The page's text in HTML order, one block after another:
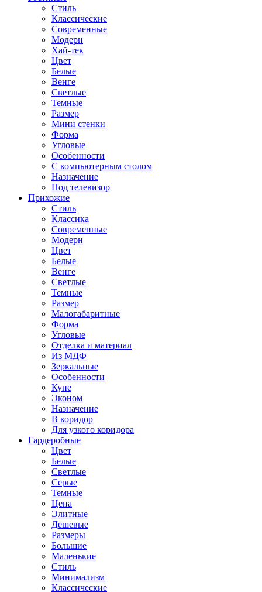
Стиль
Классические
Современные
Модерн
Хай-тек
Цвет
Белые
Венге
Светлые
Темные
Размер
Мини стенки
Форма
Угловые
Особенности
С компьютерным столом
Назначение
Под телевизор
Прихожие
Стиль
Классика
Современные
Модерн
Цвет
Белые
Венге
Светлые
Темные
Размер
Малогабаритные
Форма
Угловые
Отделка и материал
Из МДФ
Зеркальные
Особенности
Купе
Эконом
Назначение
В коридор
Для узкого коридора
Гардеробные
Цвет
Белые
Светлые
Серые
Темные
Цена
Элитные
Дешевые
Размеры
Большие
Маленькие
Стиль
Минимализм
Классические